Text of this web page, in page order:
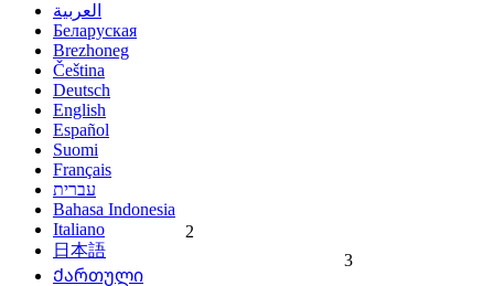
2
3
العربية
Беларуская
Brezhoneg
Čeština
Deutsch
English
Español
Suomi
Français
עברית
Bahasa Indonesia
Italiano
日本語
Ქართული